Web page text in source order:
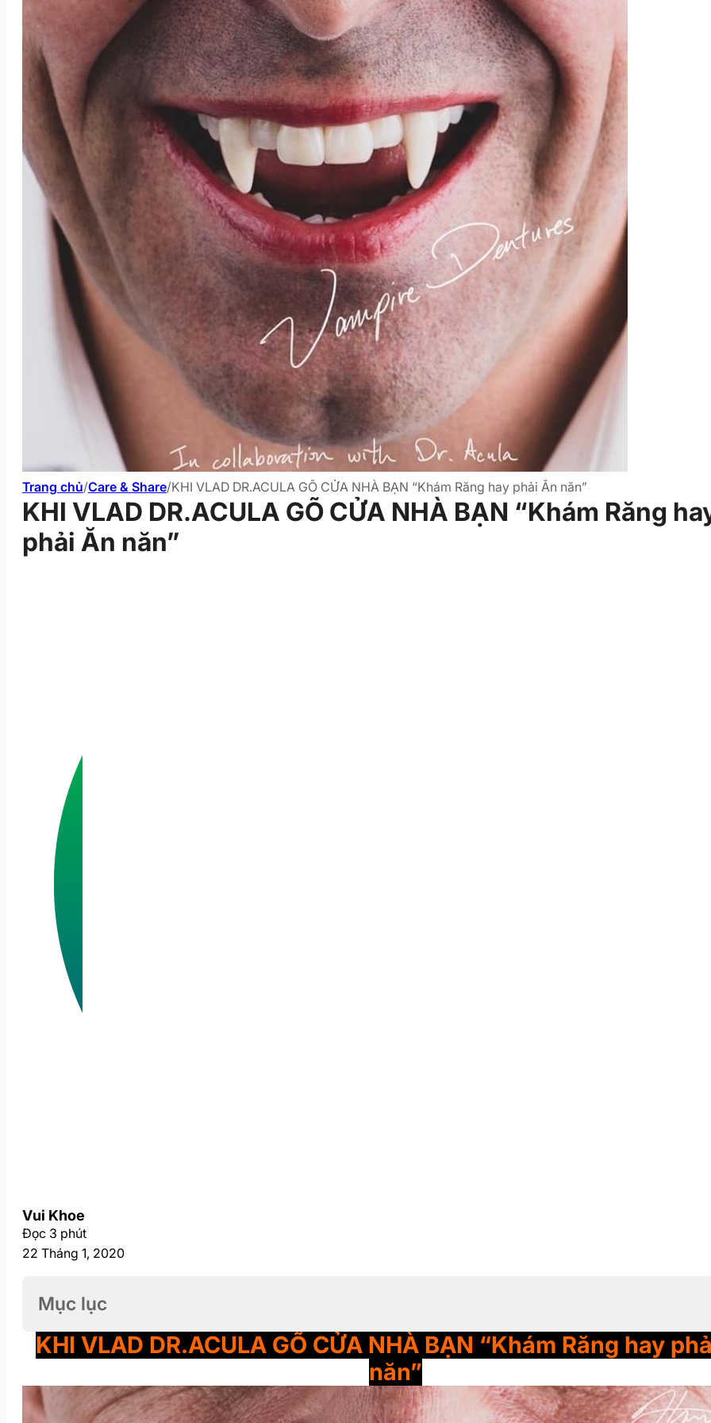
Trang chủ/Care & Share/KHI VLAD DR.ACULA GÕ CỬA NHÀ BẠN “Khám Răng hay phải Ăn năn”
KHI VLAD DR.ACULA GÕ CỬA NHÀ BẠN “Khám Răng
phải Ăn năn”
Vui Khoe
Đọc 3 phút
22 Tháng 1, 2020
Mục lục
KHI VLAD DR.ACULA GÕ CỬA NHÀ BẠN “Khám Răng hay
năn”